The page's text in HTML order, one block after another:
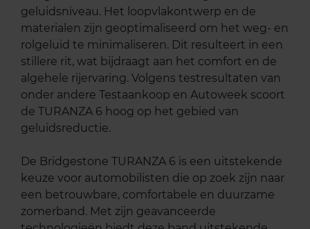
geluidsniveau. Het loopvlakontwerp en de
materialen zijn geoptimaliseerd om het weg- en
rolgeluid te minimaliseren. Dit resulteert in een
stillere rit, wat bijdraagt aan het comfort en de
algehele rijervaring. Volgens testresultaten van
onder andere Testaankoop en Autoweek scoort
de TURANZA 6 hoog op het gebied van
geluidsreductie.
De Bridgestone TURANZA 6 is een uitstekende
keuze voor automobilisten die op zoek zijn naar
een betrouwbare, comfortabele en duurzame
zomerband. Met zijn geavanceerde